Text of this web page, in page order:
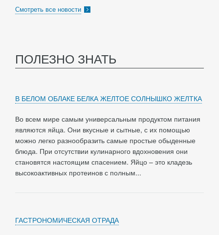
Смотреть все новости
ПОЛЕЗНО ЗНАТЬ
В БЕЛОМ ОБЛАКЕ БЕЛКА ЖЕЛТОЕ СОЛНЫШКО ЖЕЛТКА
Во всем мире самым универсальным продуктом питания
являются яйца. Они вкусные и сытные, с их помощью
можно легко разнообразить самые простые обыденные
блюда. При отсутствии кулинарного вдохновения они
становятся настоящим спасением. Яйцо – это кладезь
высокоактивных протеинов с полным...
ГАСТРОНОМИЧЕСКАЯ ОТРАДА